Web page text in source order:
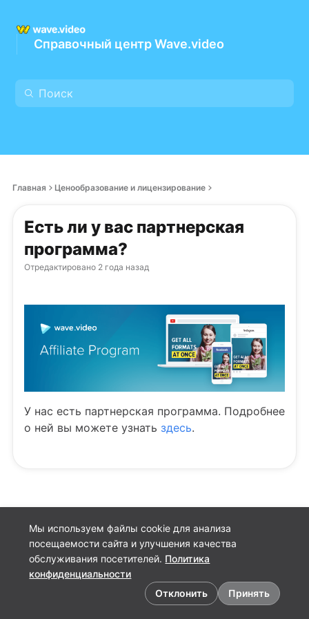
Справочный центр Wave.video
Мы используем файлы cookie для анализа
посещаемости сайта и улучшения качества
обслуживания посетителей. Политика
конфиденциальности
Отклонить
Принять
Главная Ценообразование и лицензирование
Есть ли у вас партнерская
программа?
Отредактировано 2 года назад
У нас есть партнерская программа. Подробнее
о ней вы можете узнать здесь.
Предпочтения в отношении файлов cookie